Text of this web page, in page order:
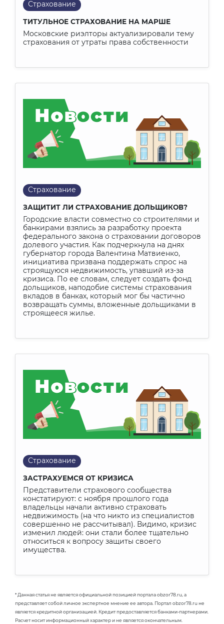
Страхование
ТИТУЛЬНОЕ СТРАХОВАНИЕ НА МАРШЕ
Московские риэлторы актуализировали тему
страхования от утраты права собственности
Страхование
ЗАЩИТИТ ЛИ СТРАХОВАНИЕ ДОЛЬЩИКОВ?
Городские власти совместно со строителями и
банкирами взялись за разработку проекта
федерального закона о страховании договоров
долевого участия. Как подчеркнула на днях
губернатор города Валентина Матвиенко,
инициатива призвана поддержать спрос на
строящуюся недвижимость, упавший из-за
кризиса. По ее словам, следует создать фонд
дольщиков, наподобие системы страхования
вкладов в банках, который мог бы частично
возвращать суммы, вложенные дольщиками в
строящееся жилье.
Страхование
ЗАСТРАХУЕМСЯ ОТ КРИЗИСА
Представители страхового сообщества
констатируют: с ноября прошлого года
владельцы начали активно страховать
недвижимость (на что никто из специалистов
совершенно не рассчитывал). Видимо, кризис
изменил людей: они стали более тщательно
относиться к вопросу защиты своего
имущества.
* Данная статья не является официальной позицией портала obzor78.ru, а
представляет собой личное экспертное мнение ее автора. Портал obzor78.ru не
является кредитной организацией. Кредит предоставляется банками-партнерами.
Расчет носит информационный характер и не является окончательным.